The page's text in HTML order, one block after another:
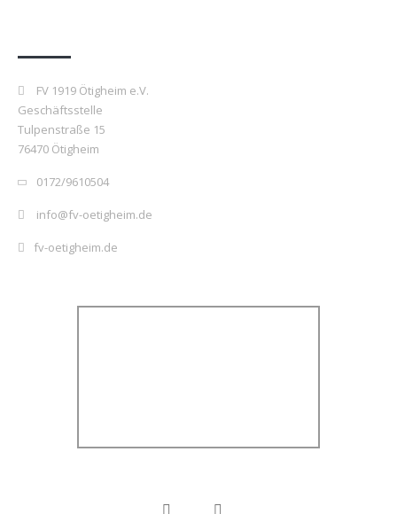
FV 1919 Ötigheim e.V.
Geschäftsstelle
Tulpenstraße 15
76470 Ötigheim
0172/9610504
info@fv-oetigheim.de
fv-oetigheim.de